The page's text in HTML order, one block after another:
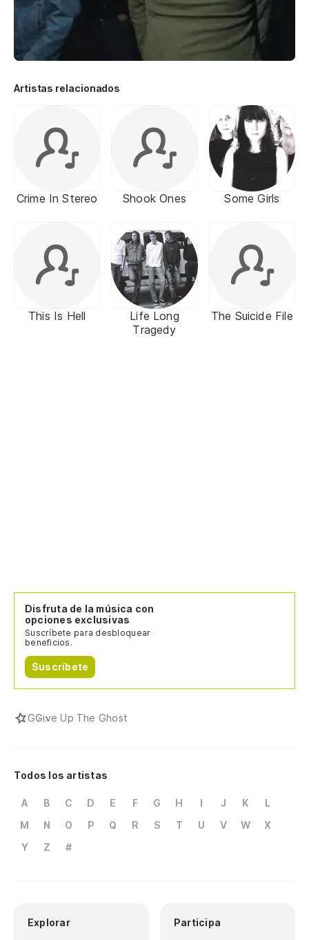
Artistas relacionados
Crime In Stereo Shook Ones Some Girls
This Is Hell
Life Long
Tragedy
The Suicide File
Disfruta de la música con
opciones exclusivas
Suscríbete para desbloquear
beneficios.
Suscríbete
GGive Up The Ghost
Todos los artistas
A B C D E F G H I J K
L
M
N O P Q R S T U V W
X
Y
Z #
Explorar Participa